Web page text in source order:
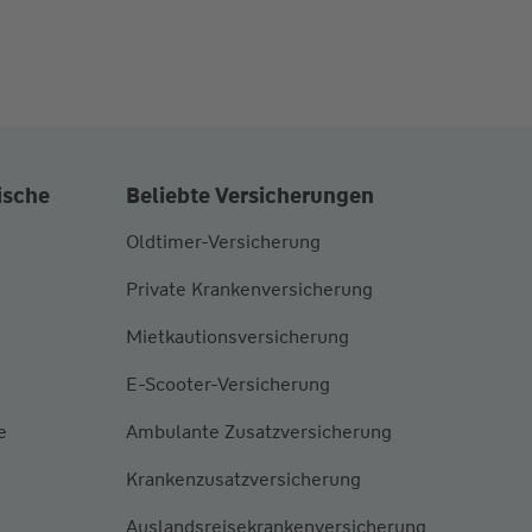
Beliebte Versicherungen
Oldtimer-Versicherung
Private Krankenversicherung
Mietkautionsversicherung
E-Scooter-Versicherung
Ambulante Zusatzversicherung
Krankenzusatzversicherung